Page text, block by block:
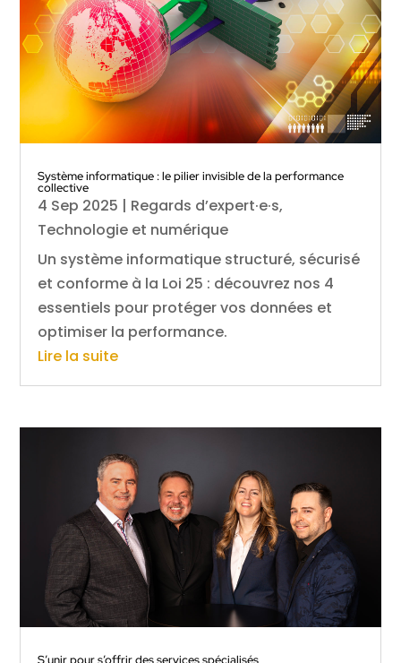
Système informatique : le pilier invisible de la performance
collective
4 Sep 2025 | Regards d’expert·e·s,
Technologie et numérique
Un système informatique structuré, sécurisé
et conforme à la Loi 25 : découvrez nos 4
essentiels pour protéger vos données et
optimiser la performance.
Lire la suite